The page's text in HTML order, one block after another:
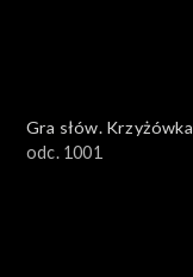
Gra słów. Krzyżówka
odc. 1001